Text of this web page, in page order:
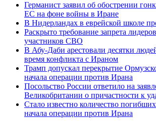
Германист заявил об обострении
ЕС на фоне войны в Иране
В Нидерландах в еврейской школе
Раскрыто требование запрета
участников СВО
В Абу-Даби арестовали десятки
время конфликта с Ираном
Трамп допускал перекрытие
начала операции против Ирана
Посольство России ответило на
Великобритании о причастности к
Стало известно количество
начала операции против Ирана